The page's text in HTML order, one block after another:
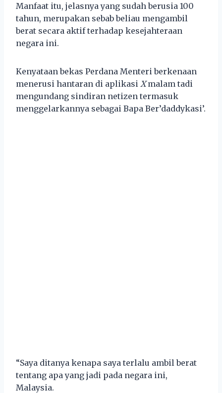
Manfaat itu, jelasnya yang sudah berusia 100
tahun, merupakan sebab beliau mengambil
berat secara aktif terhadap kesejahteraan
negara ini.
Kenyataan bekas Perdana Menteri berkenaan
menerusi hantaran di aplikasi Xmalam tadi
mengundang sindiran netizen termasuk
menggelarkannya sebagai Bapa Ber’daddykasi’.
“Saya ditanya kenapa saya terlalu ambil berat
tentang apa yang jadi pada negara ini,
Malaysia.